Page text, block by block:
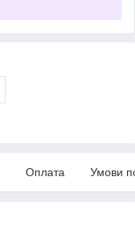
Оплата Умови